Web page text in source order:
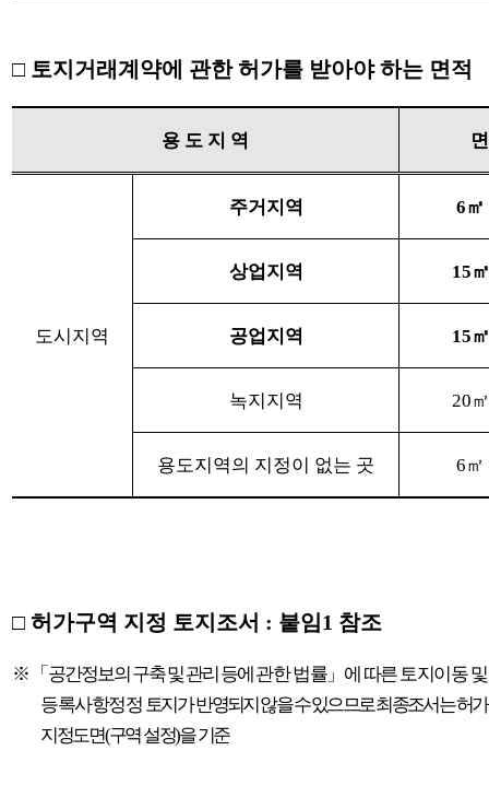
□ 토지거래계약에 관한 허가를 받아야 하는 면적
용 도 지 역
도시지역
주거지역 6㎡
상업지역 15
공업지역 15
녹지지역 20
용도지역의 지정이 없는 곳 6㎡
□ 허가구역 지정 토지조서 : 붙임1 참조
※ 「 공간정보의 구축 및 관리 등에 관한법률」 에 따른 토지이동 및
등록사항정정 토지가반영되지 않을 수 있으므로 최종조서는 허
지정도면(구역 설정)을 기준